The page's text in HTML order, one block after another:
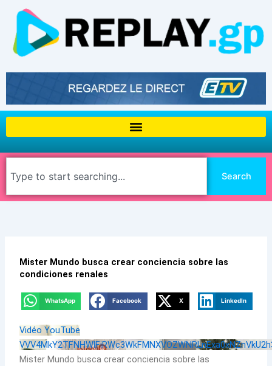
contenu
Search
Mister Mundo busca crear conciencia sobre las
condiciones renales
WhatsApp Facebook X LinkedIn
Vidéo YouTube
Mister Mundo busca crear conciencia sobre las